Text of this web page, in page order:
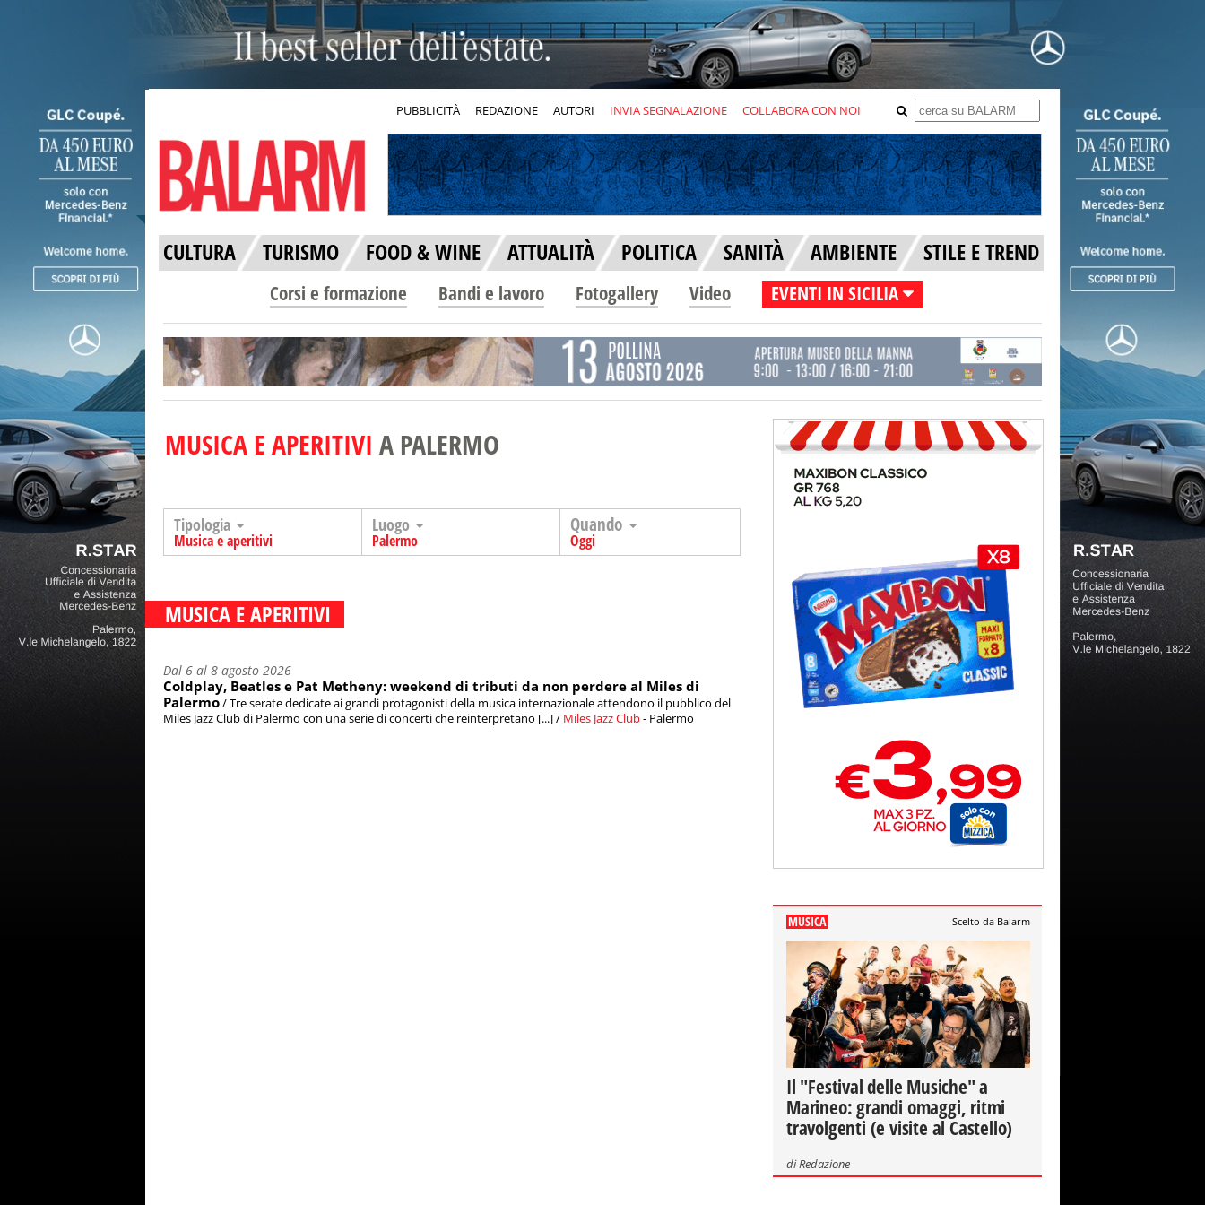
PUBBLICITÀ REDAZIONE AUTORI INVIA SEGNALAZIONE COLLABORA CON NOI
CULTURA TURISMO FOOD & WINE ATTUALITÀ POLITICA SANITÀ AMBIENTE STILE E TREND
Corsi e formazione Bandi e lavoro Fotogallery Video EVENTI IN SICILIA
MUSICA E APERITIVI A PALERMO
Tipologia
Musica e aperitivi
Luogo
Palermo
Quando
Oggi
MUSICA E APERITIVI
Dal 6 al 8 agosto 2026
Coldplay, Beatles e Pat Metheny: weekend di tributi da non perdere al Miles di
Palermo/ Tre serate dedicate ai grandi protagonisti della musica internazionale attendono il pubblico del
Miles Jazz Club di Palermo con una serie di concerti che reinterpretano [...] / Miles Jazz Club- Palermo
MUSICA Scelto da Balarm
Il "Festival delle Musiche" a
Marineo: grandi omaggi, ritmi
travolgenti (e visite al Castello)
diRedazione